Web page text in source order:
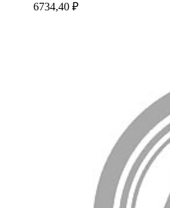
6734,40 ₽